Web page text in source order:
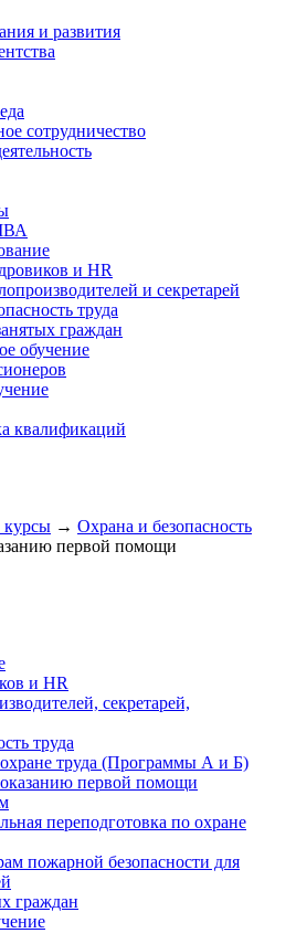
и развития
сотрудничество
и HR
и секретарей
труда
граждан
обучение
квалификаций
→ Охрана и безопасность
первой помощи
и HR
секретарей,
труда
труда (Программы А и Б)
первой помощи
переподготовка по охране
пожарной безопасности для
граждан